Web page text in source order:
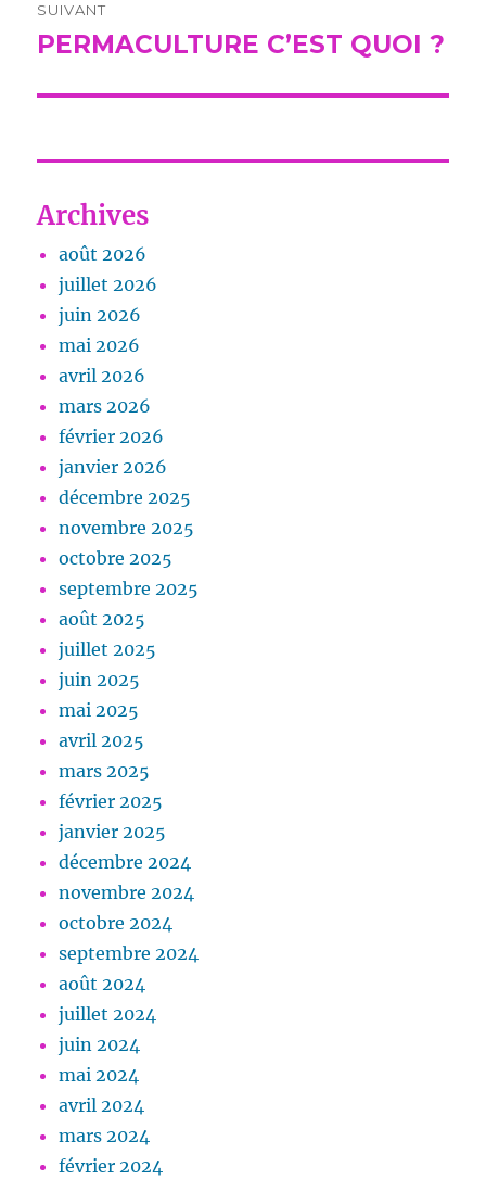
SUIVANT
Publication
PERMACULTURE C’EST QUOI ?
Archives
août 2026
juillet 2026
juin 2026
mai 2026
avril 2026
mars 2026
février 2026
janvier 2026
décembre 2025
novembre 2025
octobre 2025
septembre 2025
août 2025
juillet 2025
juin 2025
mai 2025
avril 2025
mars 2025
février 2025
janvier 2025
décembre 2024
novembre 2024
octobre 2024
septembre 2024
août 2024
juillet 2024
juin 2024
mai 2024
avril 2024
mars 2024
février 2024